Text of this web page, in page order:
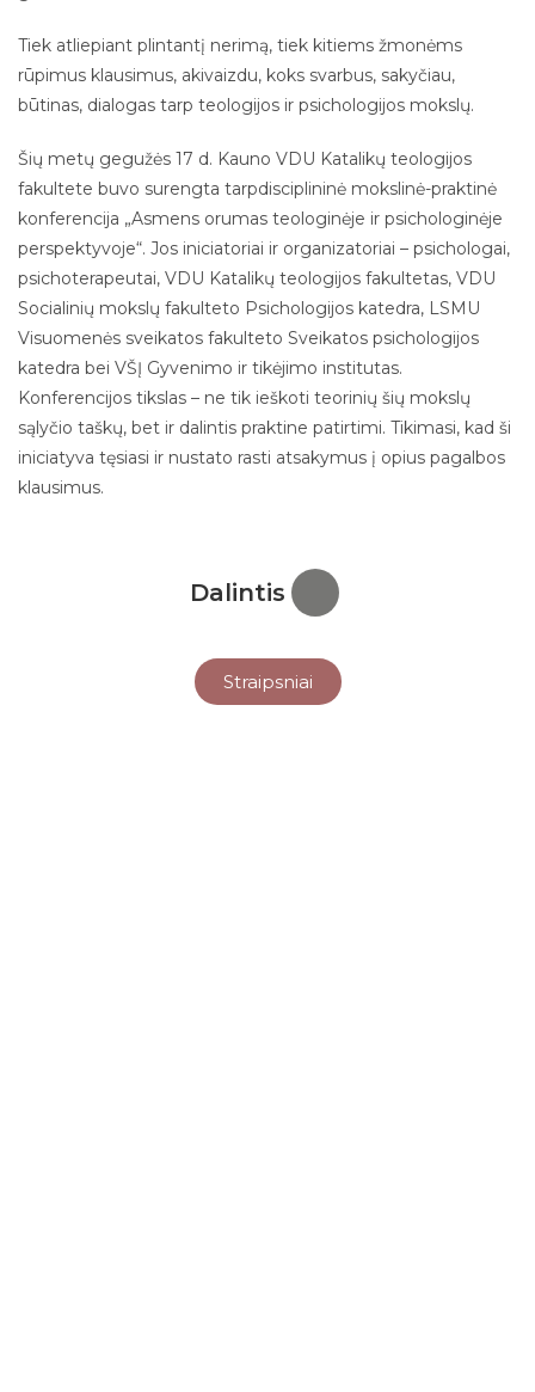
Tiek atliepiant plintantį nerimą, tiek kitiems žmonėms
rūpimus klausimus, akivaizdu, koks svarbus, sakyčiau,
būtinas, dialogas tarp teologijos ir psichologijos mokslų.
Šių metų gegužės 17 d. Kauno VDU ​​Katalikų teologijos
fakultete buvo surengta tarpdisciplininė mokslinė-praktinė
konferencija „Asmens orumas teologinėje ir psichologinėje
perspektyvoje“. Jos iniciatoriai ir organizatoriai – psichologai,
psichoterapeutai, VDU Katalikų teologijos fakultetas, VDU
Socialinių mokslų fakulteto Psichologijos katedra, LSMU
Visuomenės sveikatos fakulteto Sveikatos psichologijos
katedra bei VŠĮ Gyvenimo ir tikėjimo institutas.
Konferencijos tikslas – ne tik ieškoti teorinių šių mokslų
sąlyčio taškų, bet ir dalintis praktine patirtimi. Tikimasi, kad ši
iniciatyva tęsiasi ir nustato rasti atsakymus į opius pagalbos
klausimus.
Dalintis
Straipsniai